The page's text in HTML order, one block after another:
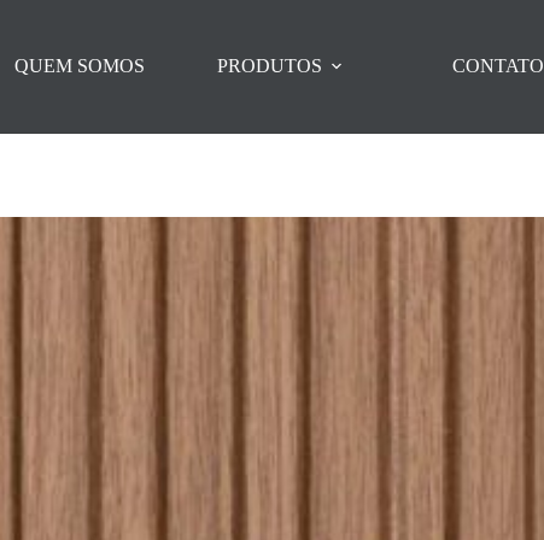
QUEM SOMOS PRODUTOS CONTATO